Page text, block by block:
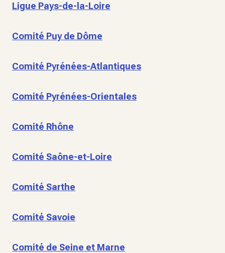
Ligue Pays-de-la-Loire
Comité Puy de Dôme
Comité Pyrénées-Atlantiques
Comité Pyrénées-Orientales
Comité Rhône
Comité Saône-et-Loire
Comité Sarthe
Comité Savoie
Comité de Seine et Marne